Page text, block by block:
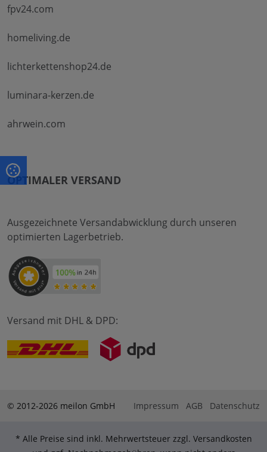
fpv24.com
homeliving.de
lichterkettenshop24.de
luminara-kerzen.de
ahrwein.com
OPTIMALER VERSAND
Ausgezeichnete Versandabwicklung durch unseren
optimierten Lagerbetrieb.
Versand mit DHL & DPD:
© 2012-2026 meilon GmbH Impressum AGB Datenschutz
* Alle Preise sind inkl. Mehrwertsteuer zzgl. Versandkosten